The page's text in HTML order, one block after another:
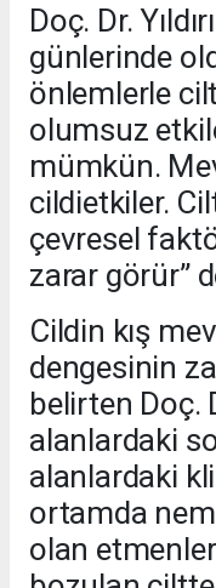
Doç. Dr.
günlerinde
önlemlerle cilt
olumsuz
mümkün.
cildietkiler.
çevresel
zarar görür”
Cildin kış
dengesinin
belirten Doç.
alanlardaki
alanlardaki
ortamda
olan